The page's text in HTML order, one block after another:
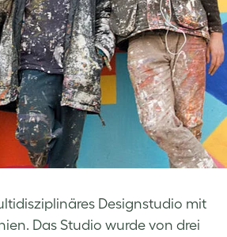
Designstudio mit
Das Studio wurde von drei